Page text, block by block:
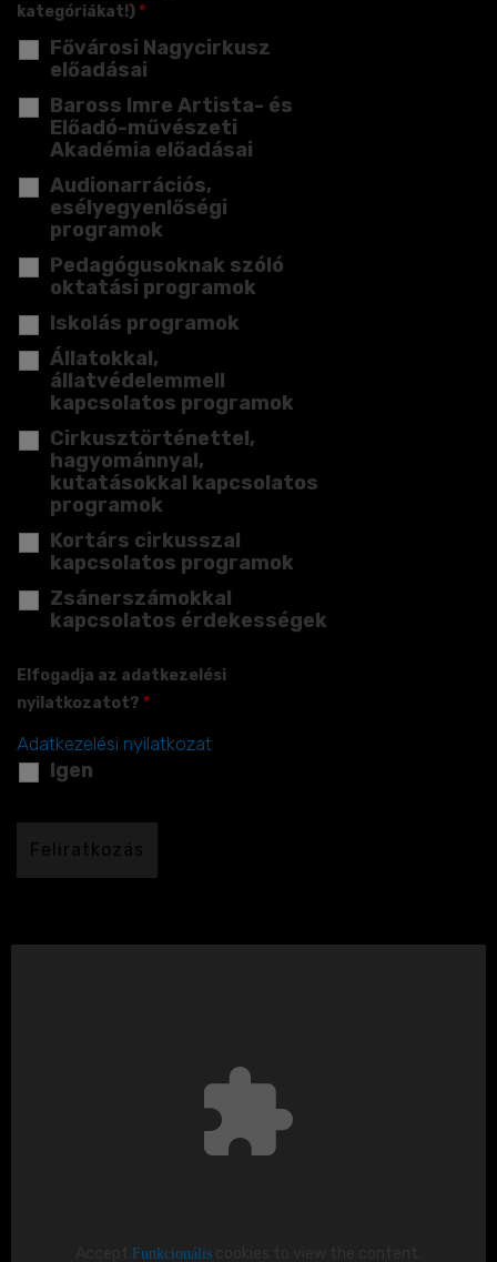
kategóriákat!) *
Fővárosi Nagycirkusz
előadásai
Baross Imre Artista- és
Előadó-művészeti
Akadémia előadásai
Audionarrációs,
esélyegyenlőségi
programok
Pedagógusoknak szóló
oktatási programok
Iskolás programok
Állatokkal,
állatvédelemmell
kapcsolatos programok
Cirkusztörténettel,
hagyománnyal,
kutatásokkal kapcsolatos
programok
Kortárs cirkusszal
kapcsolatos programok
Zsánerszámokkal
kapcsolatos érdekességek
Elfogadja az adatkezelési
nyilatkozatot? *
Igen
Adatkezelési nyilatkozat
Funkcionális